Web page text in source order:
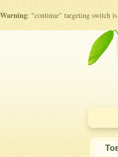
Warning: "continue" targeting switch